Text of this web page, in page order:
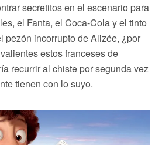
secretitos en el escenario para
el Fanta, el Coca-Cola y el tinto
pezón incorrupto de Alizée, ¿por
estos franceses de
recurrir al chiste por segunda vez
tienen con lo suyo.